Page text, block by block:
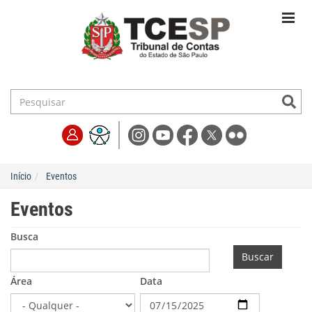
Início Eventos
Eventos
Busca
Área Data
Buscar